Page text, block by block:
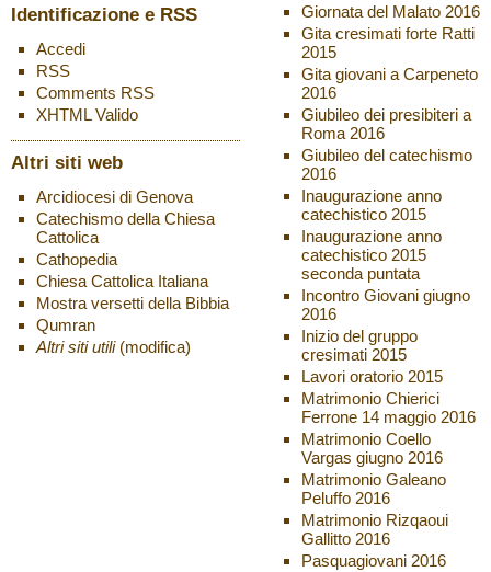
Identificazione e RSS
Accedi
RSS
Comments RSS
XHTMLValido
Altri siti web
Arcidiocesi di Genova
Catechismo della Chiesa
Cattolica
Cathopedia
Chiesa Cattolica Italiana
Mostra versetti della Bibbia
Qumran
Altri siti utili (modifica)
Giornata del Malato 2016
Gita cresimati forte Ratti
2015
Gita giovani a Carpeneto
2016
Giubileo dei presibiteri a
Roma 2016
Giubileo del catechismo
2016
Inaugurazione anno
catechistico 2015
Inaugurazione anno
catechistico 2015
seconda puntata
Incontro Giovani giugno
2016
Inizio del gruppo
cresimati 2015
Lavori oratorio 2015
Matrimonio Chierici
Ferrone 14 maggio 2016
Matrimonio Coello
Vargas giugno 2016
Matrimonio Galeano
Peluffo 2016
Matrimonio Rizqaoui
Gallitto 2016
Pasquagiovani 2016